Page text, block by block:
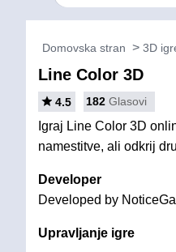
Domovska stran 3D
Line Color 3D
4.5 182 Glasovi
Igraj Line Color 3D
namestitve, ali odkrij
Developer
Developed by
Upravljanje igre